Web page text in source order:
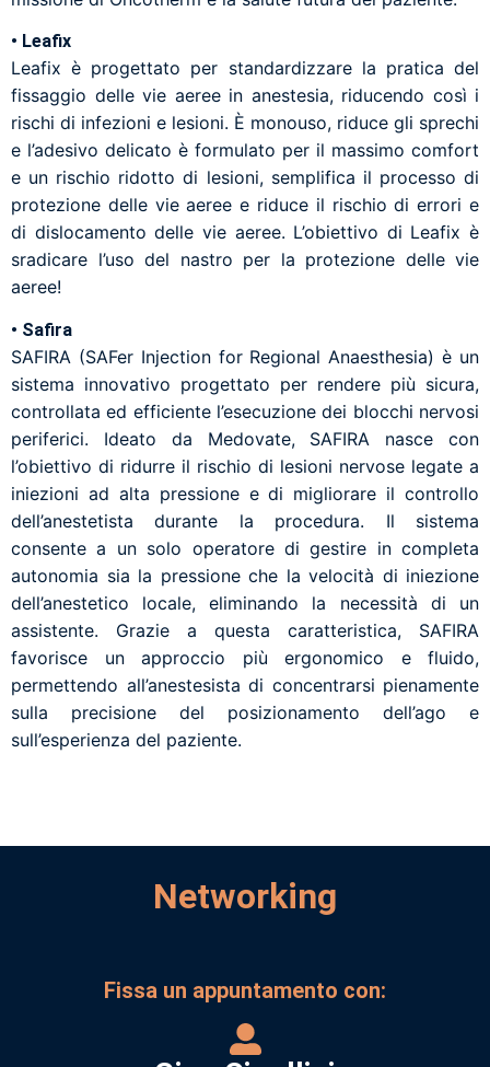
• Leafix
Leafix è progettato per standardizzare la pratica del
fissaggio delle vie aeree in anestesia, riducendo così i
rischi di infezioni e lesioni. È monouso, riduce gli sprechi
e l’adesivo delicato è formulato per il massimo comfort
e un rischio ridotto di lesioni, semplifica il processo di
protezione delle vie aeree e riduce il rischio di errori e
di dislocamento delle vie aeree. L’obiettivo di Leafix è
sradicare l’uso del nastro per la protezione delle vie
aeree!
• Safira
SAFIRA (SAFer Injection for Regional Anaesthesia) è un
sistema innovativo progettato per rendere più sicura,
controllata ed efficiente l’esecuzione dei blocchi nervosi
periferici. Ideato da Medovate, SAFIRA nasce con
l’obiettivo di ridurre il rischio di lesioni nervose legate a
iniezioni ad alta pressione e di migliorare il controllo
dell’anestetista durante la procedura. Il sistema
consente a un solo operatore di gestire in completa
autonomia sia la pressione che la velocità di iniezione
dell’anestetico locale, eliminando la necessità di un
assistente. Grazie a questa caratteristica, SAFIRA
favorisce un approccio più ergonomico e fluido,
permettendo all’anestesista di concentrarsi pienamente
sulla precisione del posizionamento dell’ago e
sull’esperienza del paziente.
Networking
Fissa un appuntamento con: